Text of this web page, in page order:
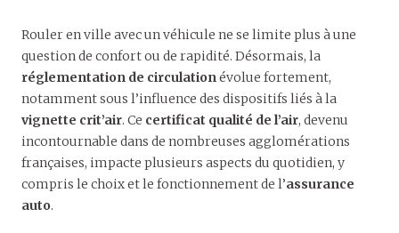
Rouler en ville avec un véhicule ne se limite plus à une
question de confort ou de rapidité. Désormais, la
réglementation de circulation évolue fortement,
notamment sous l’influence des dispositifs liés à la
vignette crit’air. Ce certificat qualité de l’air, devenu
incontournable dans de nombreuses agglomérations
françaises, impacte plusieurs aspects du quotidien, y
compris le choix et le fonctionnement de l’assurance
auto.